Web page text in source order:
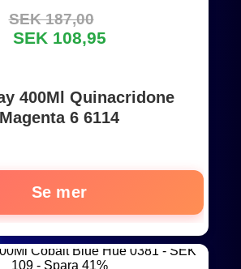
SEK 187,00
SEK 108,95
400Ml Quinacridone
Magenta 6 6114
Se mer